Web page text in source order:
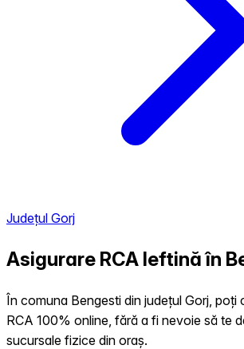
Județul Gorj
Asigurare RCA Ieftină în
În comuna Bengesti din județul Gorj, poți
RCA 100% online, fără a fi nevoie să te
sucursale fizice din oraș.